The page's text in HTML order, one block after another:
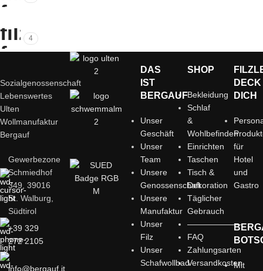
4
Sozialgenossenschaft
Lebenswertes
Ulten
Wollmanufaktur
Bergauf
Gewerbezone
Schmiedhof
349, 39016
St. Walburg,
Südtirol
+39 329
272 2105
info@bergauf.it
DAS
IST
BERGAUF
Unser
Geschäft
Unser
Team
Unsere
Genossenschaft
Unsere
Manufaktur
Unser
Filz
Unser
Schafwollbad
SHOP
Bekleidung
Schlaf
&
Wohlbefinden
Einrichten
Taschen
Tisch &
Dekoration
Täglicher
Gebrauch
——————–
FAQ
Zahlungsarten
Versandkosten
DECK
DICH
für
Hotel
und
Gastro
Mit